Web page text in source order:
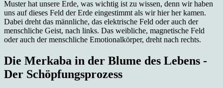
Muster hat unsere Erde, was wichtig ist zu wissen, denn wir haben
uns auf dieses Feld der Erde eingestimmt als wir hier her kamen.
Dabei dreht das männliche, das elektrische Feld oder auch der
menschliche Geist, nach links. Das weibliche, magnetische Feld
oder auch der menschliche Emotionalkörper, dreht nach rechts.
Die Merkaba in der Blume des Lebens -
Der Schöpfungsprozess